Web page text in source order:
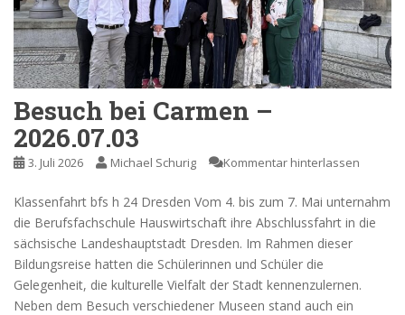
Besuch bei Carmen –
2026.07.03
3. Juli 2026 Michael Schurig Kommentar hinterlassen
Klassenfahrt bfs h 24 Dresden Vom 4. bis zum 7. Mai unternahm
die Berufsfachschule Hauswirtschaft ihre Abschlussfahrt in die
sächsische Landeshauptstadt Dresden. Im Rahmen dieser
Bildungsreise hatten die Schülerinnen und Schüler die
Gelegenheit, die kulturelle Vielfalt der Stadt kennenzulernen.
Neben dem Besuch verschiedener Museen stand auch ein